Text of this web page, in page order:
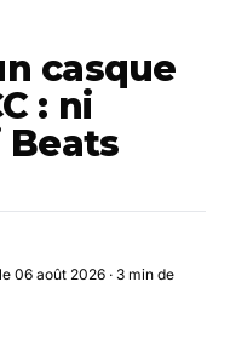
casque
: ni
Beats
06 août 2026 · 3 min de